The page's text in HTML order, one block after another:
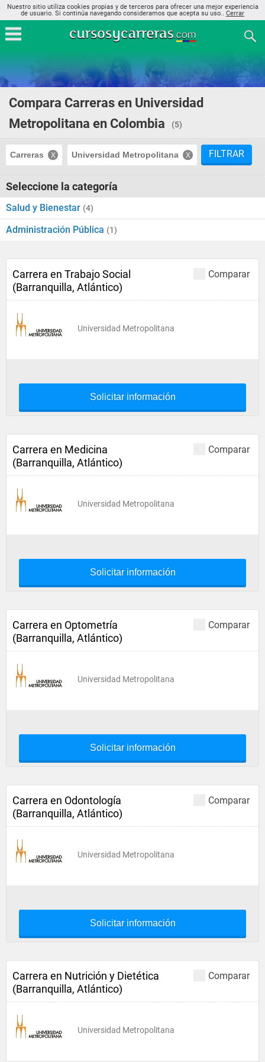
Nuestro sitio utiliza cookies propias y de terceros para ofrecer una mejor experiencia
de usuario. Si continúa navegando consideramos que acepta su uso.. Cerrar
Compara Carreras en Universidad
Metropolitana en Colombia
(5)
Carreras Universidad Metropolitana FILTRAR
Seleccione la categoría
Salud y Bienestar (4)
Administración Pública (1)
Comparar
Carrera en Trabajo Social
(Barranquilla, Atlántico)
Universidad Metropolitana
Solicitar información
Comparar
Carrera en Medicina
(Barranquilla, Atlántico)
Universidad Metropolitana
Solicitar información
Comparar
Carrera en Optometría
(Barranquilla, Atlántico)
Universidad Metropolitana
Solicitar información
Comparar
Carrera en Odontología
(Barranquilla, Atlántico)
Universidad Metropolitana
Solicitar información
Comparar
Carrera en Nutrición y Dietética
(Barranquilla, Atlántico)
Universidad Metropolitana